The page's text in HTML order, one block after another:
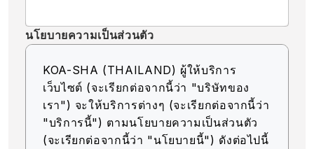
นโยบายความเป็นส่วนตัว
KOA-SHA (THAILAND) ผู้ให้บริการ
เว็บไซต์ (จะเรียกต่อจากนี้ว่า "บริษัทของ
เรา") จะให้บริการต่างๆ (จะเรียกต่อจากนี้ว่า
"บริการนี้") ตามนโยบายความเป็นส่วนตัว
(จะเรียกต่อจากนี้ว่า "นโยบายนี้") ดังต่อไปนี้